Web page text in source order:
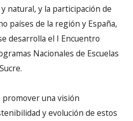
natural, y la participación de
países de la región y España,
desarrolla el I Encuentro
Nacionales de Escuelas
promover una visión
y evolución de estos